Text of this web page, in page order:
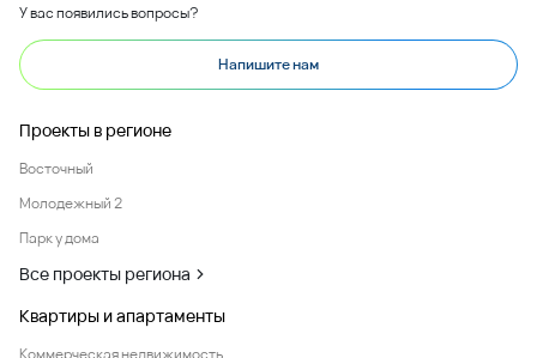
У вас появились вопросы?
Напишите нам
Проекты в регионе
Восточный
Молодежный 2
Парк у дома
Все проекты региона
Квартиры и апартаменты
Коммерческая недвижимость